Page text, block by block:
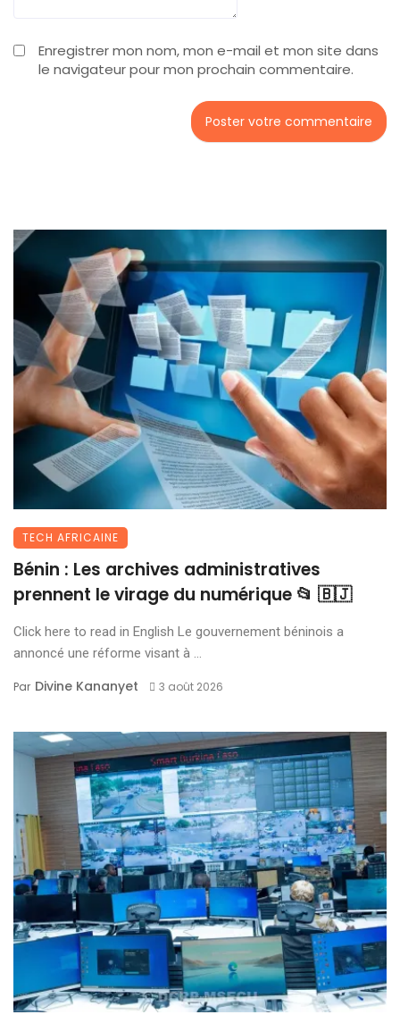
Enregistrer mon nom, mon e-mail et mon site dans
le navigateur pour mon prochain commentaire.
TECH AFRICAINE
Bénin : Les archives administratives
prennent le virage du numérique 📂 🇧🇯
Click here to read in English Le gouvernement béninois a
annoncé une réforme visant à ...
Par Divine Kananyet 3 août 2026